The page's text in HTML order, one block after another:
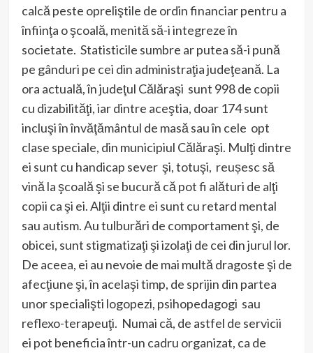
calcă peste opreliştile de ordin financiar pentru a
înfiinţa o şcoală, menită să-i integreze în
societate. Statisticile sumbre ar putea să-i pună
pe gânduri pe cei din administraţia judeţeană. La
ora actuală, în judeţul Călăraşi sunt 998 de copii
cu dizabilităţi, iar dintre aceştia, doar 174 sunt
incluşi în învăţământul de masă sau în cele opt
clase speciale, din municipiul Călăraşi. Mulţi dintre
ei sunt cu handicap sever şi, totuşi, reușesc să
vină la şcoală şi se bucură că pot fi alături de alţi
copii ca şi ei. Alţii dintre ei sunt cu retard mental
sau autism. Au tulburări de comportament şi, de
obicei, sunt stigmatizaţi şi izolaţi de cei din jurul lor.
De aceea, ei au nevoie de mai multă dragoste şi de
afecţiune şi, în acelaşi timp, de sprijin din partea
unor specialişti logopezi, psihopedagogi sau
reflexo-terapeuţi. Numai că, de astfel de servicii
ei pot beneficia într-un cadru organizat, ca de